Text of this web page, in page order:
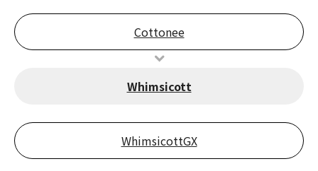
Cottonee
Whimsicott
WhimsicottGX